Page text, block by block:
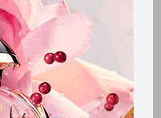
de envío
en tiendas